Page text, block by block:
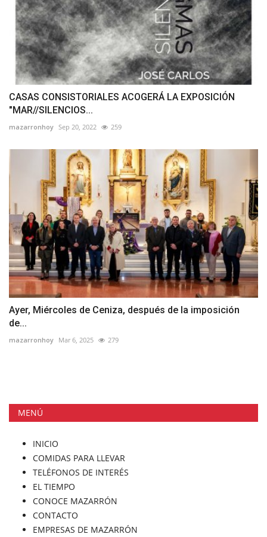
CASAS CONSISTORIALES ACOGERÁ LA EXPOSICIÓN
"MAR//SILENCIOS...
mazarronhoy Sep 20, 2022 259
Ayer, Miércoles de Ceniza, después de la imposición
de...
mazarronhoy Mar 6, 2025 279
MENÚ
INICIO
COMIDAS PARA LLEVAR
TELÉFONOS DE INTERÉS
EL TIEMPO
CONOCE MAZARRÓN
CONTACTO
EMPRESAS DE MAZARRÓN